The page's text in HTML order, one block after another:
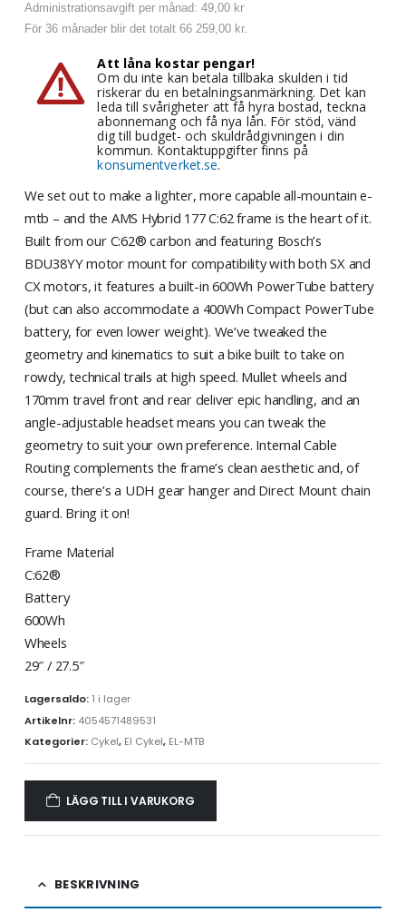
Administrationsavgift per månad: 49,00 kr
För 36 månader blir det totalt 66 259,00 kr.
Att låna kostar pengar!
Om du inte kan betala tillbaka skulden i tid
riskerar du en betalningsanmärkning. Det kan
leda till svårigheter att få hyra bostad, teckna
abonnemang och få nya lån. För stöd, vänd
dig till budget- och skuldrådgivningen i din
kommun. Kontaktuppgifter finns på
konsumentverket.se.
We set out to make a lighter, more capable all-mountain e-
mtb – and the AMS Hybrid 177 C:62 frame is the heart of it.
Built from our C:62® carbon and featuring Bosch’s
BDU38YY motor mount for compatibility with both SX and
CX motors, it features a built-in 600Wh PowerTube battery
(but can also accommodate a 400Wh Compact PowerTube
battery, for even lower weight). We’ve tweaked the
geometry and kinematics to suit a bike built to take on
rowdy, technical trails at high speed. Mullet wheels and
170mm travel front and rear deliver epic handling, and an
angle-adjustable headset means you can tweak the
geometry to suit your own preference. Internal Cable
Routing complements the frame’s clean aesthetic and, of
course, there’s a UDH gear hanger and Direct Mount chain
guard. Bring it on!
Frame Material
C:62®
Battery
600Wh
Wheels
29″ / 27.5″
Lagersaldo: 1 i lager
Artikelnr: 4054571489531
Kategorier: Cykel, El Cykel, EL-MTB
LÄGG TILL I VARUKORG
BESKRIVNING